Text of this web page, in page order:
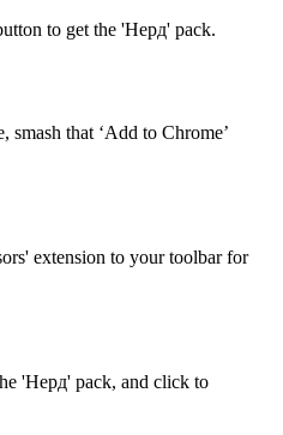
to get the 'Нерд' pack.
smash that ‘Add to Chrome’
extension to your toolbar for
'Нерд' pack, and click to